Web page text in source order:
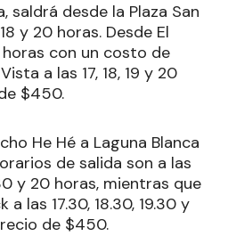
saldrá desde la Plaza San
y 20 horas. Desde El
horas con un costo de
a las 17, 18, 19 y 20
$450.
He Hé a Laguna Blanca
de salida son a las
y 20 horas, mientras que
las 17.30, 18.30, 19.30 y
de $450.